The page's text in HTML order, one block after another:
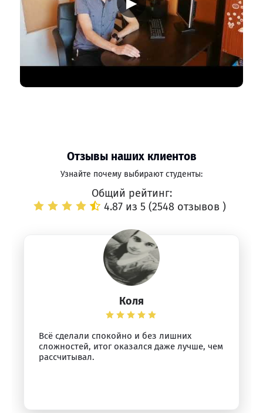
Отзывы наших клиентов
Узнайте почему выбирают студенты:
Общий рейтинг:
4.87 из 5 (2548 отзывов )
Коля
Всё сделали спокойно и без лишних
сложностей, итог оказался даже лучше, чем
рассчитывал.